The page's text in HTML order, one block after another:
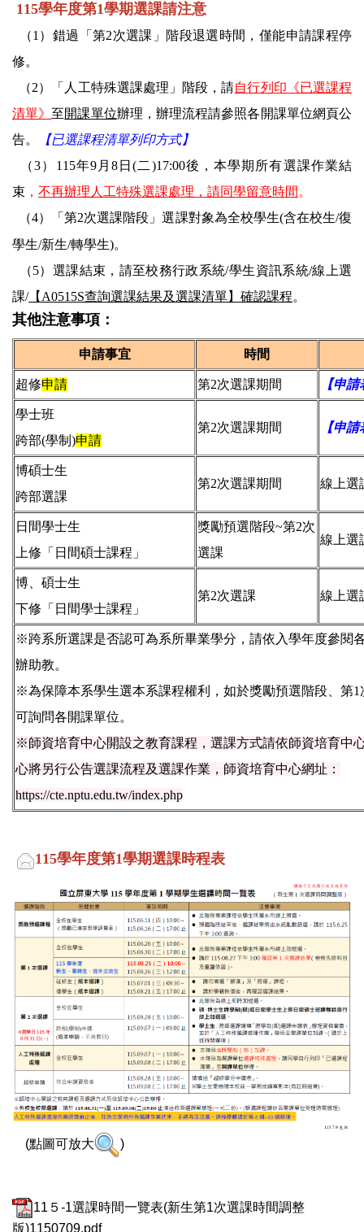
115學年度第1學期選課請注意
（1）錯過「第2次選課」 階段退選時間，僅能申請課程停
修。
（2）「人工特殊選課處理」階段，請自行列印《已選課程
清單》至開課單位辦理， 辦理流程請參照各開課單位網頁公
告。
【已選課程清單列印方式】
（3） 115年9月8日(二 )17:00後 ，本學期所有選課作業結
束 ， 不再辦理人工特殊選課處理，請同學留意時間 。
（4）「第2次選課階段」選課對象為全校學生(含在校生/復
學生/新生/轉學生)。
（5）選課結束 ，請至校務行政系統/學生資訊系統/線上選
課/【A0515S查詢選課結果及選課清單】確認課程。
其他注意事項：
申請事宜 時間
超修申請 第2次選課期間 【申
學士班
跨部(學制)申請
第2次選課期間 【申
博碩士生
跨部選課
第2次選課期間 線上選
日間學士生
上修「日間碩士課程」
獎勵預選階段~第2次
選課
線上選
博、碩士生
下修「日間學士課程」
第2次選課 線上選
※跨系所選課是否認可為系所畢業學分，請依入學年度參閱
辦助教。
※為保障本系學生選本系課程權利，如於獎勵預選階段、第
可詢問各開課單位。
※師資培育中心開設之教育課程，選課方式請依師資培育中
心將另行公告選課流程及選課作業，師資培育中心網址：
https://cte.nptu.edu.tw/index.php
115學年度第1學期選課時程表
(點圖可放大 )
11５-1選課時間一覽表(新生第1次選課時間調整
版)1150709.pdf